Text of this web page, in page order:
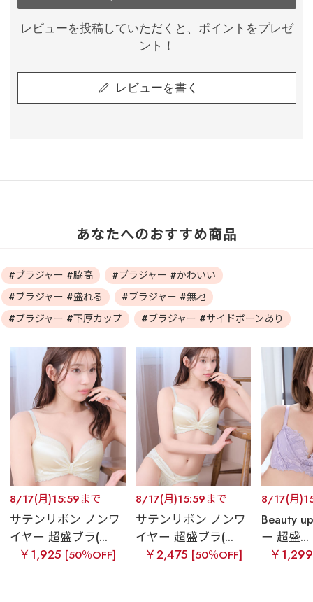
レビューを投稿していただくと、ポイントをプレゼ
ント！
レビューを書く
あなたへのおすすめ商品
#ブラジャー #脇高
#ブラジャー #かわいい
#ブラジャー #盛れる
#ブラジャー #無地
#ブラジャー #下厚カップ
#ブラジャー #サイドボーンあり
8/17(月)15:59まで
サテンリボン ノンワ
イヤー 超盛ブラ(...
￥1,925 [50％OFF]
8/17(月)15:59まで
サテンリボン ノンワ
イヤー 超盛ブラ(...
￥2,475 [50％OFF]
8/17(月
Beauty
ー 超盛...
￥